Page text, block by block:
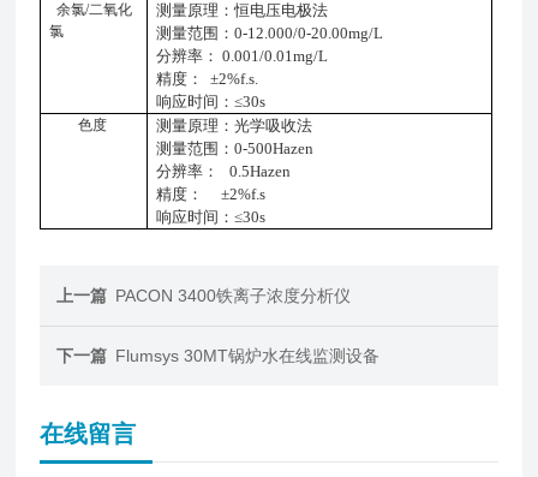
余氯/二氧化
氯
测量原理：恒电压电极法
测量范围：0-12.000/0-20.00mg/L
分辨率： 0.001/0.01mg/L
精度：
±2%f.s.
响应时间：≤30s
色度
测量原理：光学吸收法
测量范围：0-500Hazen
分辨率：
0.5Hazen
精度：
±2%f.s
响应时间：≤30s
上一篇 PACON 3400铁离子浓度分析仪
下一篇 Flumsys 30MT锅炉水在线监测设备
在线留言